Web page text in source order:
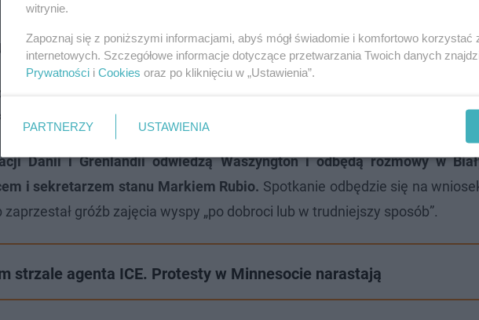
który po spotkaniu z szefową duńskiego rządu
USA a Danię, to wolimy być częścią Królestwa Danii
Danii i Unii Europejskiej”.
Danii i Grenlandii odwiedzą Waszyngton i odbędą rozmowy w
i sekretarzem stanu Markiem Rubio. Spotkanie odbędzie się na
gróźb zajęcia wyspy „po dobroci lub w trudniejszy sposób”.
strzale agenta ICE. Protesty w Minnesocie narastają
witrynie.
Zapoznaj się z poniższymi informacjami, abyś mógł świadomie i komfortowo
internetowych. Szczegółowe informacje dotyczące przetwarzania Twoich danych
Prywatności i Cookies oraz po kliknięciu w „Ustawienia”.
PARTNERZY USTAWIENIA